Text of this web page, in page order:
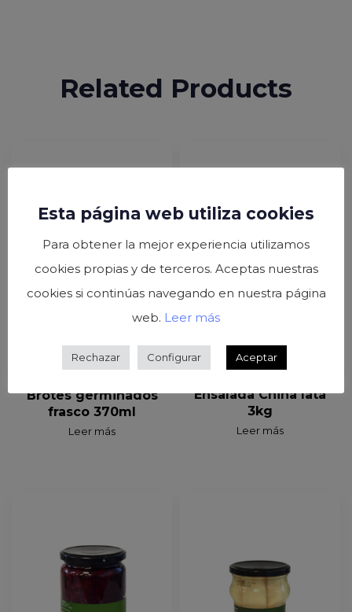
Related Products
Brotes germinados
frasco 370ml
Leer más
Ensalada China lata
3kg
Leer más
Esta página web utiliza cookies
Para obtener la mejor experiencia utilizamos
cookies propias y de terceros. Aceptas nuestras
cookies si continúas navegando en nuestra página
web. Leer más
Rechazar Configurar Aceptar